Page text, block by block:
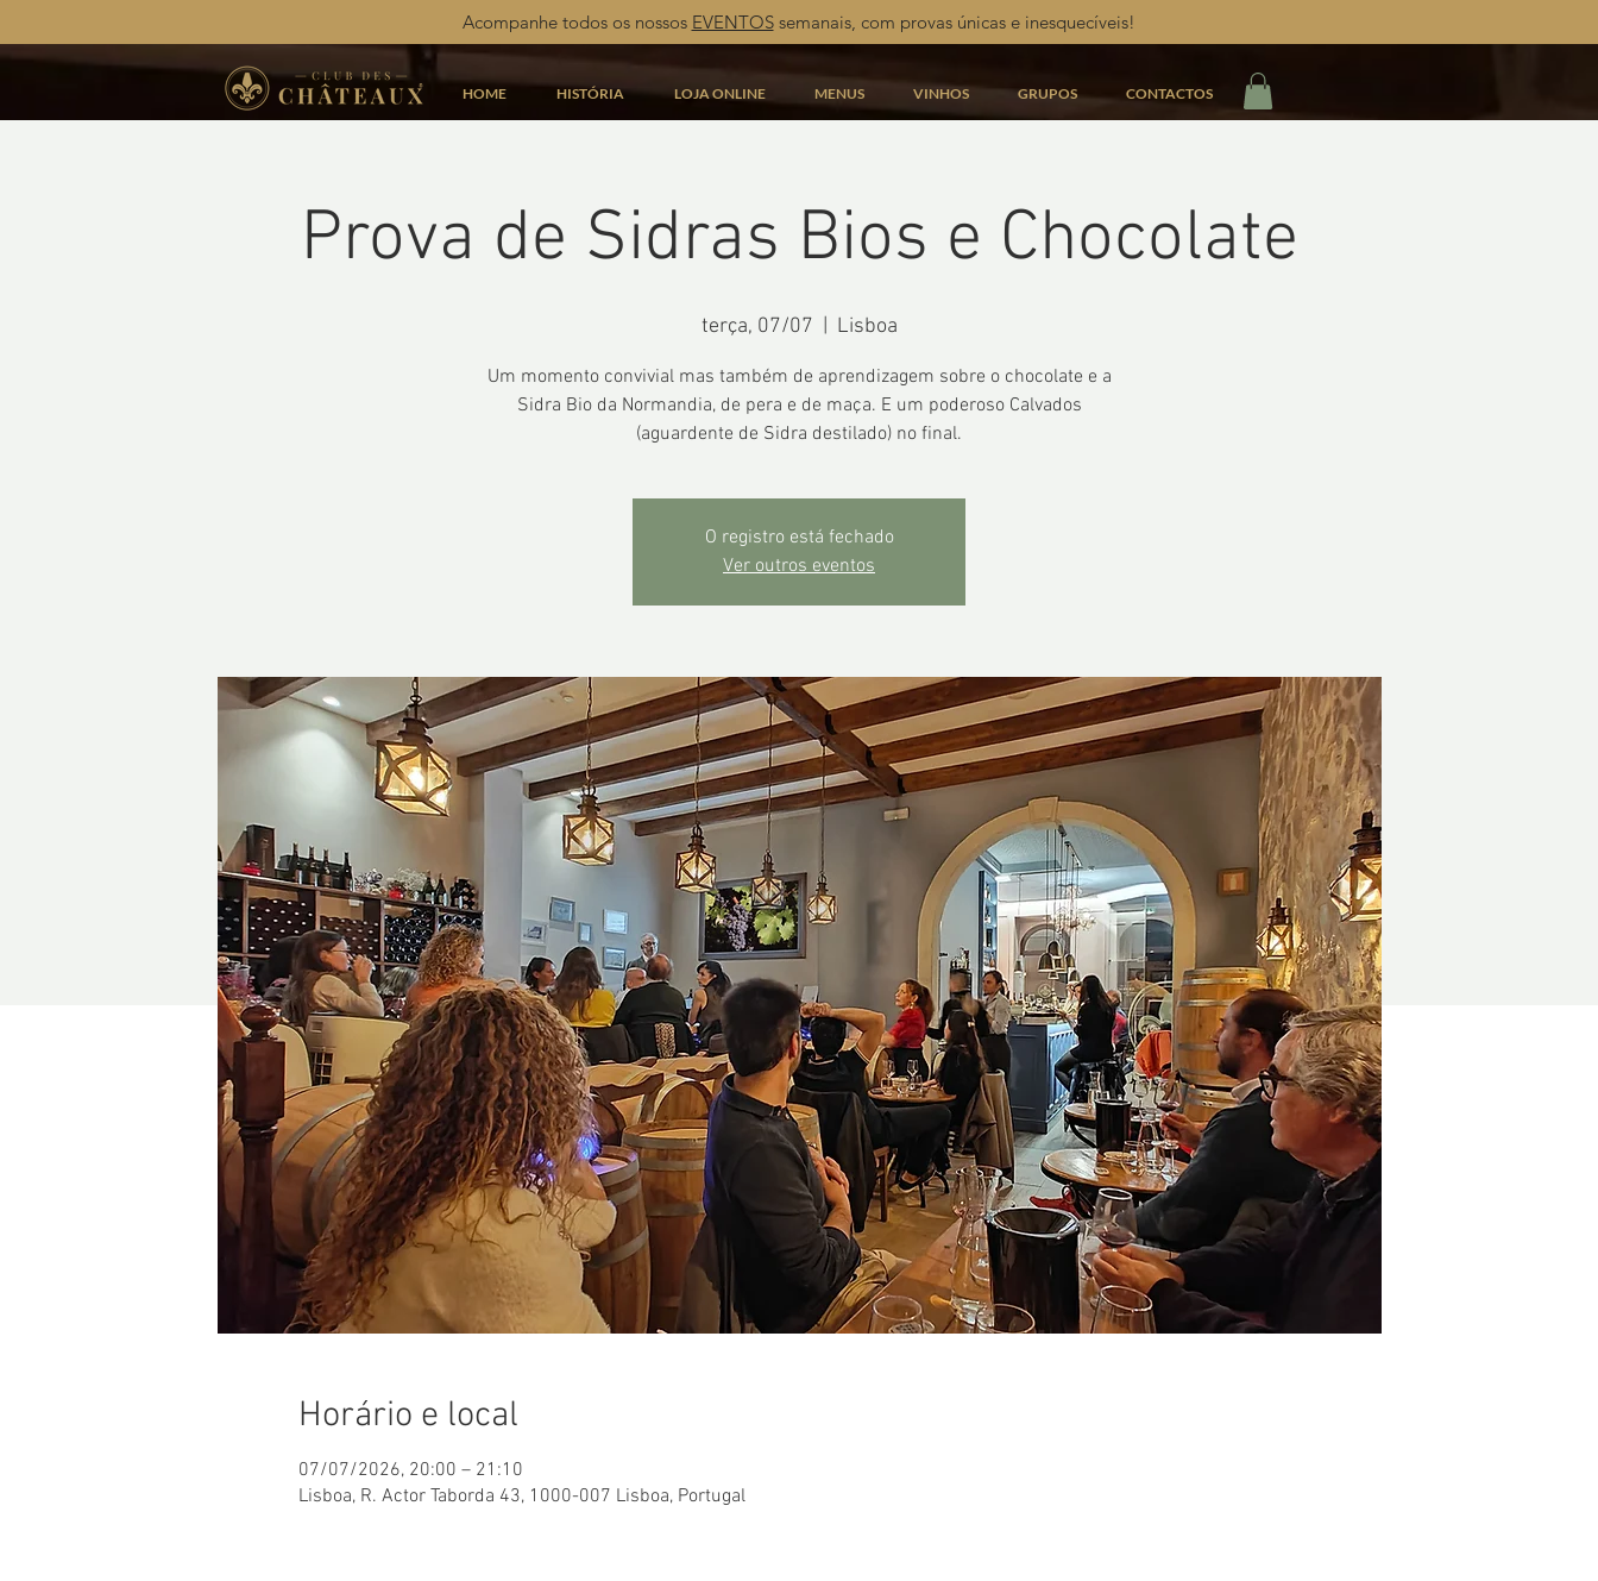
Acompanhe todos os nossos EVENTOSsemanais, com provas únicas e inesquecíveis!
HOME HISTÓRIA LOJA ONLINE MENUS VINHOS GRUPOS CONTACTOS
Prova de Sidras Bios e Chocolate
terça, 07/07 Lisboa
Um momento convivial mas também de aprendizagem sobre o chocolate e a
Sidra Bio da Normandia, de pera e de maça. E um poderoso Calvados
(aguardente de Sidra destilado) no final.
O registro está fechado
Ver outros eventos
Horário e local
07/07/2026, 20:00 – 21:10
Lisboa, R. Actor Taborda 43, 1000-007 Lisboa, Portugal